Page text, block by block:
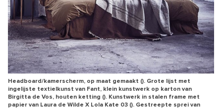
Headboard/kamerscherm, op maat gemaakt (). Grote lijst met
ingelijste textielkunst van Fant, klein kunstwerk op karton van
Birgitta de Vos, houten ketting (). Kunstwerk in stalen frame met
papier van Laura de Wilde X Lola Kate 03 (). Gestreepte sprei van